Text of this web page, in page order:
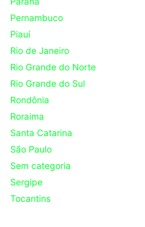
Pernambuco
Piauí
Rio de Janeiro
Rio Grande do Norte
Rio Grande do Sul
Rondônia
Roraima
Santa Catarina
São Paulo
Sem categoria
Sergipe
Tocantins